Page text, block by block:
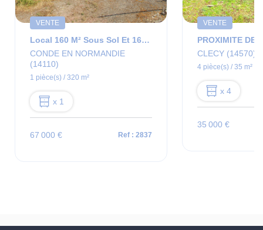
VENTE
Local 160 M² Sous Sol Et 160m² RDC Sur Un Terrain De 509m²
CONDE EN NORMANDIE
(14110)
1 pièce(s) / 320 m²
x 1
67 000 € Ref : 2837
VENTE
CLECY (14570)
4 pièce(s) / 35 m²
x 4
35 000 €